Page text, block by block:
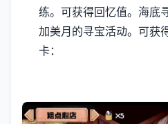
练。可获得回忆值。 海底
加美月的寻宝活动。可获
卡：